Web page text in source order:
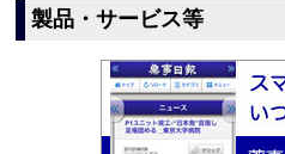
製品・サービス等